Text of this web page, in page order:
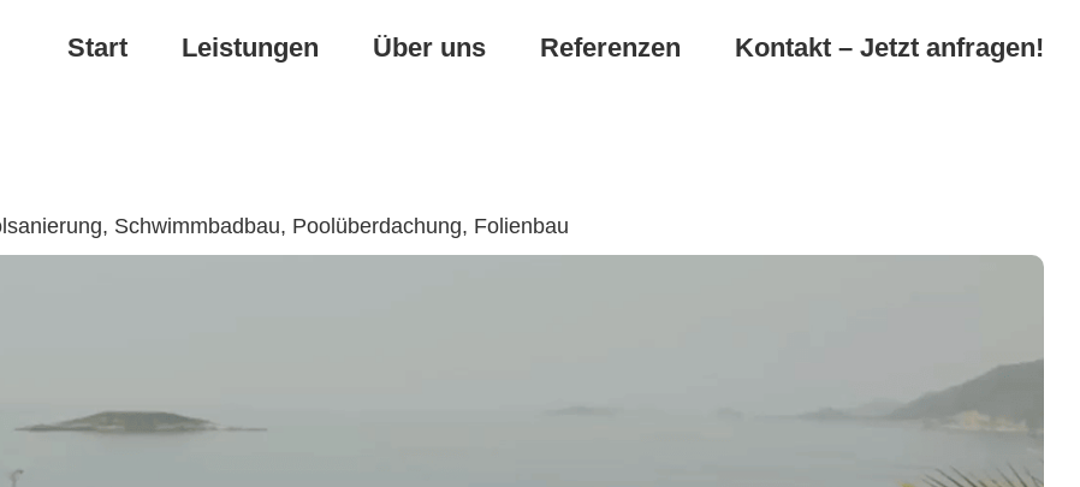
Start Leistungen Über uns Referenzen Kontakt – Jetzt anfragen!
Schwimmbadbau, Poolüberdachung, Folienbau